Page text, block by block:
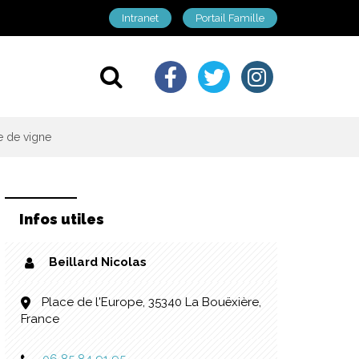
Intranet Portail Famille
Lien vers le
Lien vers le
Lien vers
de vigne
Infos utiles
Beillard Nicolas
Place de l'Europe, 35340 La Bouëxière,
France